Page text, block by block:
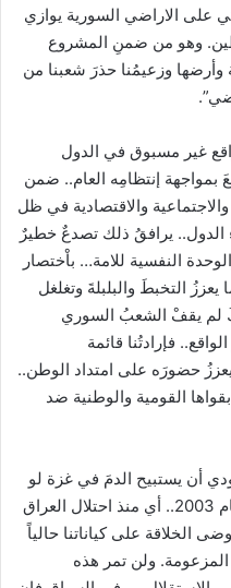
على الاراضي السورية يوازي
وهو من ضمنِ المشروع
وأرضها وزعيمُنا حذرَ شعبنا من
غير مسبوق في الدول
بمواجهة إنتظامِه العام.. ضمن
والاقتصادية في ظل
الدول.. يرافقُ ذلك تصدعٌ خطيرٌ
النفسية للامة… باْختصار
التخبطَ والبلبلةَ وتغلغل
لم يقفْ الشعبُ السوري
فإرادتُنا قائمة
يعززُ حضورَه على امتداد الوطن..
القومية والوطنية ضد
أن يستبيح الدمَ في غزة لو
أن سورية قوية.. وكلُ ما حدثَ منذُ عام 2003.. أي منذ احتلال العراق
الخلاقة على كياناتنا حالياً
المزعومة. ولن تمر هذه